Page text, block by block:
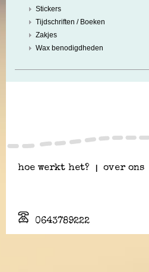
Stickers
Tijdschriften / Boeken
Zakjes
Wax benodigdheden
hoe werkt het? over ons
0643789222